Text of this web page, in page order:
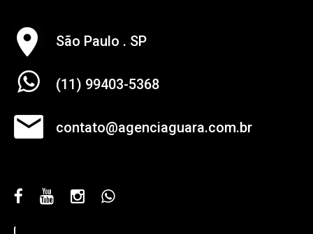
Marketing
Web
Mapa Do Site
São Paulo . SP
(11) 99403-5368
contato@agenciaguara.com.br